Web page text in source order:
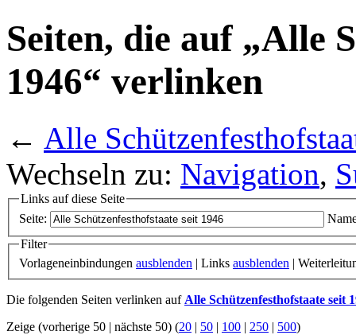
Seiten, die auf „Alle
1946“ verlinken
← Alle
Wechseln zu: Navigation,
Links auf diese Seite
Seite:
Filter
Vorlageneinbindungen ausblenden | Links ausblenden |
Die folgenden Seiten verlinken auf Alle Schützenfesthofstaate seit
Zeige (vorherige 50 | nächste 50) (20 | 50 | 100 | 250 | 500)